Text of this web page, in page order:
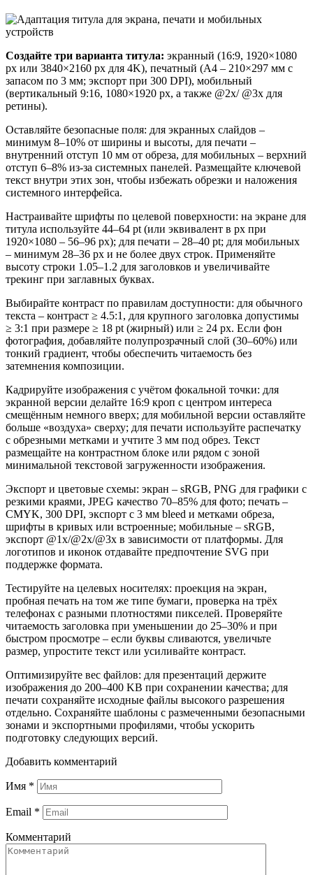
Создайте три варианта титула: экранный (16:9, 1920×1080
px или 3840×2160 px для 4K), печатный (A4 – 210×297 мм с
запасом по 3 мм; экспорт при 300 DPI), мобильный
(вертикальный 9:16, 1080×1920 px, а также @2x/ @3x для
ретины).
Оставляйте безопасные поля: для экранных слайдов –
минимум 8–10% от ширины и высоты, для печати –
внутренний отступ 10 мм от обреза, для мобильных – верхний
отступ 6–8% из‑за системных панелей. Размещайте ключевой
текст внутри этих зон, чтобы избежать обрезки и наложения
системного интерфейса.
Настраивайте шрифты по целевой поверхности: на экране для
титула используйте 44–64 pt (или эквивалент в px при
1920×1080 – 56–96 px); для печати – 28–40 pt; для мобильных
– минимум 28–36 px и не более двух строк. Применяйте
высоту строки 1.05–1.2 для заголовков и увеличивайте
трекинг при заглавных буквах.
Выбирайте контраст по правилам доступности: для обычного
текста – контраст ≥ 4.5:1, для крупного заголовка допустимы
≥ 3:1 при размере ≥ 18 pt (жирный) или ≥ 24 px. Если фон
фотография, добавляйте полупрозрачный слой (30–60%) или
тонкий градиент, чтобы обеспечить читаемость без
затемнения композиции.
Кадрируйте изображения с учётом фокальной точки: для
экранной версии делайте 16:9 кроп с центром интереса
смещённым немного вверх; для мобильной версии оставляйте
больше «воздуха» сверху; для печати используйте распечатку
с обрезными метками и учтите 3 мм под обрез. Текст
размещайте на контрастном блоке или рядом с зоной
минимальной текстовой загруженности изображения.
Экспорт и цветовые схемы: экран – sRGB, PNG для графики с
резкими краями, JPEG качество 70–85% для фото; печать –
CMYK, 300 DPI, экспорт с 3 мм bleed и метками обреза,
шрифты в кривых или встроенные; мобильные – sRGB,
экспорт @1x/@2x/@3x в зависимости от платформы. Для
логотипов и иконок отдавайте предпочтение SVG при
поддержке формата.
Тестируйте на целевых носителях: проекция на экран,
пробная печать на том же типе бумаги, проверка на трёх
телефонах с разными плотностями пикселей. Проверяйте
читаемость заголовка при уменьшении до 25–30% и при
быстром просмотре – если буквы сливаются, увеличьте
размер, упростите текст или усиливайте контраст.
Оптимизируйте вес файлов: для презентаций держите
изображения до 200–400 KB при сохранении качества; для
печати сохраняйте исходные файлы высокого разрешения
отдельно. Сохраняйте шаблоны с размеченными безопасными
зонами и экспортными профилями, чтобы ускорить
подготовку следующих версий.
Добавить комментарий
Имя *
Email *
Комментарий